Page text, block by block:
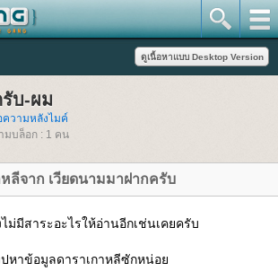
บ-ผม
ความหลังไมค์
มบล็อก : 1 คน
ลีจาก เวียดนามมาฝากครับ
ม่มีสาระอะไรให้อ่านอีกเช่นเคยครับ
ปหาข้อมูลดาราเกาหลีซักหน่อ